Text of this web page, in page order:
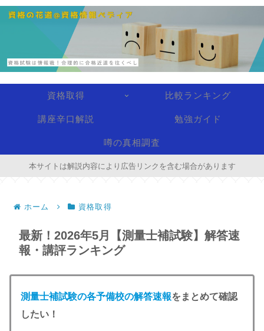
資格取得 比較ランキング
講座辛口解説 勉強ガイド
噂の真相調査
本サイトは解説内容により広告リンクを含む場合があります
ホーム 資格取得
最新！2026年5月【測量士補試験】解答速
報・講評ランキング
測量士補試験の各予備校の解答速報をまとめて確認
したい！